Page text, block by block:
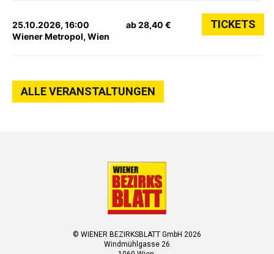
25.10.2026, 16:00
Wiener Metropol, Wien
ab 28,40 € TICKETS
ALLE VERANSTALTUNGEN
© WIENER BEZIRKSBLATT GmbH 2026
Windmühlgasse 26